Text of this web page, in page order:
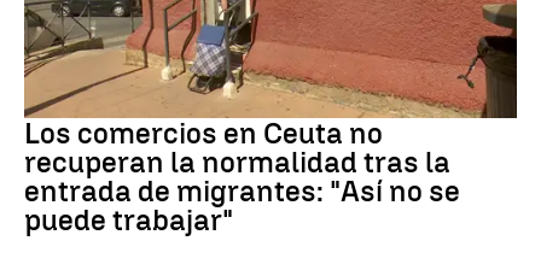
Crisis migrantes
Los comercios en Ceuta no
recuperan la normalidad tras la
entrada de migrantes: "Así no se
puede trabajar"